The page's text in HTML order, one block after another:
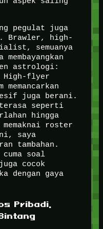
pegulat juga
Brawler, high-
semuanya
astrologi:
flyer
juga berani.
seperti
hingga
memaknai roster
saya
tambahan.
soal
cocok
dengan gaya
Pribadi,